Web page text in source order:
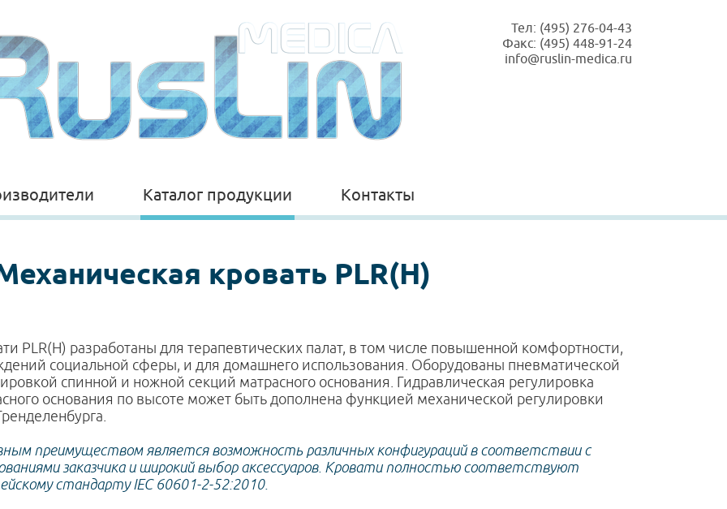
Тел: (495) 276-04-43
Факс: (495) 448-91-24
info@ruslin-medica.ru
Каталог продукции Контакты
кровать PLR(H)
PLR(H) разработаны для терапевтических палат, в том числе повышенной комфортности,
социальной сферы, и для домашнего использования. Оборудованы пневматической
спинной и ножной секций матрасного основания. Гидравлическая регулировка
основания по высоте может быть дополнена функцией механической регулировки
преимуществом является возможность различных конфигураций в соответствии с
заказчика и широкий выбор аксессуаров. Кровати полностью соответствуют
стандарту IEC 60601-2-52:2010.